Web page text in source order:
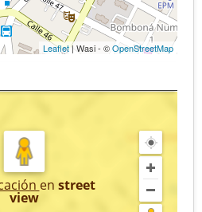
Leaflet| Wasi - ©OpenStreetMap
en street
view